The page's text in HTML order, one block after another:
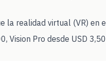
la realidad virtual (VR) en
Vision Pro desde USD